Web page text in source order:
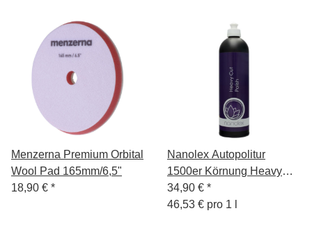
Menzerna Premium Orbital
Wool Pad 165mm/6,5"
18,90 € *
Nanolex Autopolitur
1500er Körnung Heavy
Cut Polish 750ml
34,90 € *
46,53 € pro 1 l